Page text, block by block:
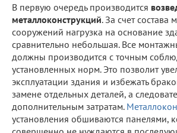
В первую очередь производится
металлоконструкций. За счет состава
сооружений нагрузка на основание
сравнительно небольшая. Все
должны производится с точным
установленных норм. Это позволит
эксплуатации здания и избежать
замене отдельных деталей, а
дополнительным затратам.
установления обшиваются панелями,